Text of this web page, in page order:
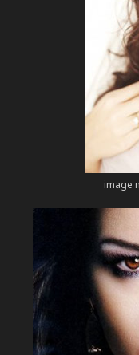
image